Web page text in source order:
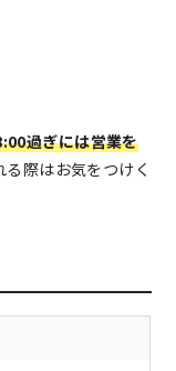
過ぎには営業を
際はお気をつけく